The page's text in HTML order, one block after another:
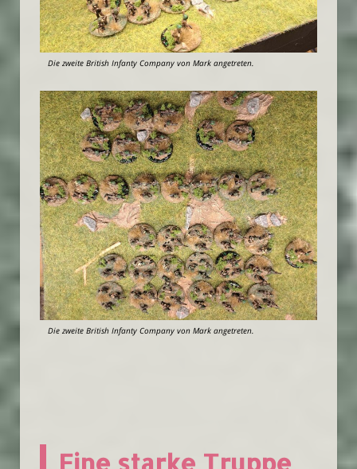
Die zweite British Infanty Company von Mark angetreten.
Die zweite British Infanty Company von Mark angetreten.